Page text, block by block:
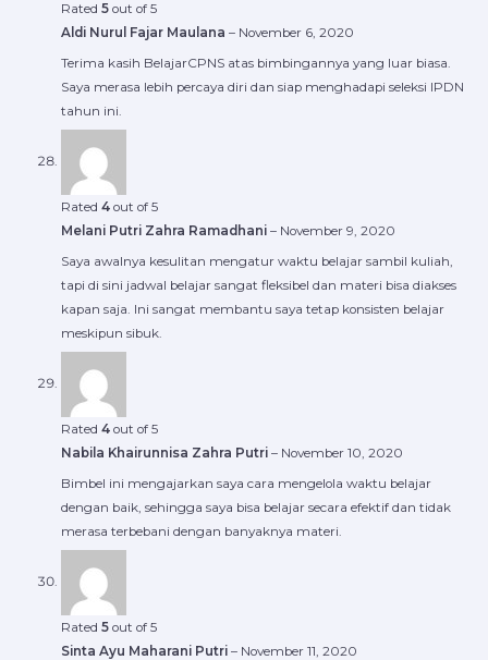
Rated 5out of 5
Aldi Nurul Fajar Maulana – November 6, 2020
Terima kasih BelajarCPNS atas bimbingannya yang luar biasa.
Saya merasa lebih percaya diri dan siap menghadapi seleksi IPDN
tahun ini.
Rated 4out of 5
Melani Putri Zahra Ramadhani – November 9, 2020
Saya awalnya kesulitan mengatur waktu belajar sambil kuliah,
tapi di sini jadwal belajar sangat fleksibel dan materi bisa diakses
kapan saja. Ini sangat membantu saya tetap konsisten belajar
meskipun sibuk.
Rated 4out of 5
Nabila Khairunnisa Zahra Putri – November 10, 2020
Bimbel ini mengajarkan saya cara mengelola waktu belajar
dengan baik, sehingga saya bisa belajar secara efektif dan tidak
merasa terbebani dengan banyaknya materi.
Rated 5out of 5
Sinta Ayu Maharani Putri – November 11, 2020